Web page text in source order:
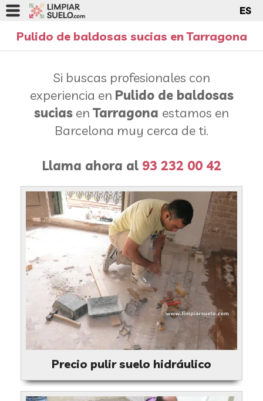
ES
Pulido de baldosas sucias en Tarragona
Si buscas profesionales con
experiencia en Pulido de baldosas
sucias en Tarragona estamos en
Barcelona muy cerca de ti.
Llama ahora al 93 232 00 42
Precio pulir suelo hidráulico